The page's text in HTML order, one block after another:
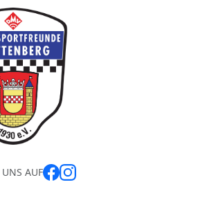
MotorSportFreunde Plettenberg
AUF